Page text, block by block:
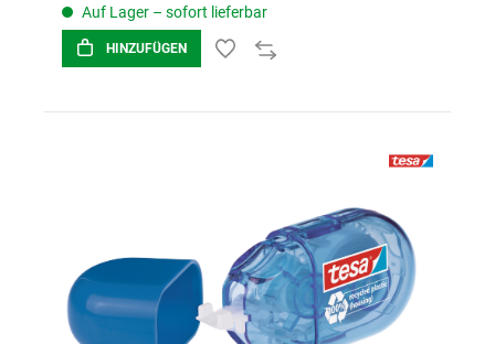
Auf Lager – sofort lieferbar
HINZUFÜGEN